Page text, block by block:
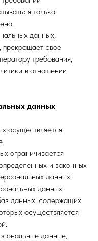
только
данных,
прекращает свое
требования,
в отношении
данных
осуществляется
ограничивается
и законных
данных,
данных.
данных, содержащих
осуществляется
данные,